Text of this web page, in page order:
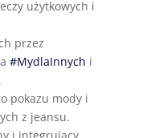
użytkowych i
przez
#MydlaInnych i
pokazu mody i
z jeansu.